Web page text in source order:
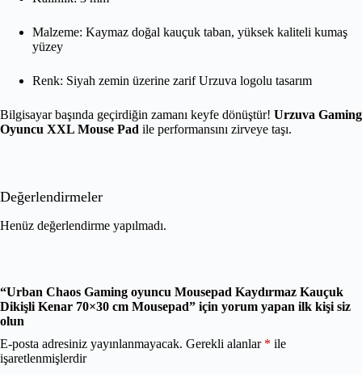
Malzeme: Kaymaz doğal kauçuk taban, yüksek kaliteli kumaş
yüzey
Renk: Siyah zemin üzerine zarif Urzuva logolu tasarım
Bilgisayar başında geçirdiğin zamanı keyfe dönüştür! Urzuva Gaming
Oyuncu XXL Mouse Pad ile performansını zirveye taşı.
Değerlendirmeler
Henüz değerlendirme yapılmadı.
“Urban Chaos Gaming oyuncu Mousepad Kaydırmaz Kauçuk
Dikişli Kenar 70×30 cm Mousepad” için yorum yapan ilk kişi siz
olun
E-posta adresiniz yayınlanmayacak. Gerekli alanlar * ile
işaretlenmişlerdir